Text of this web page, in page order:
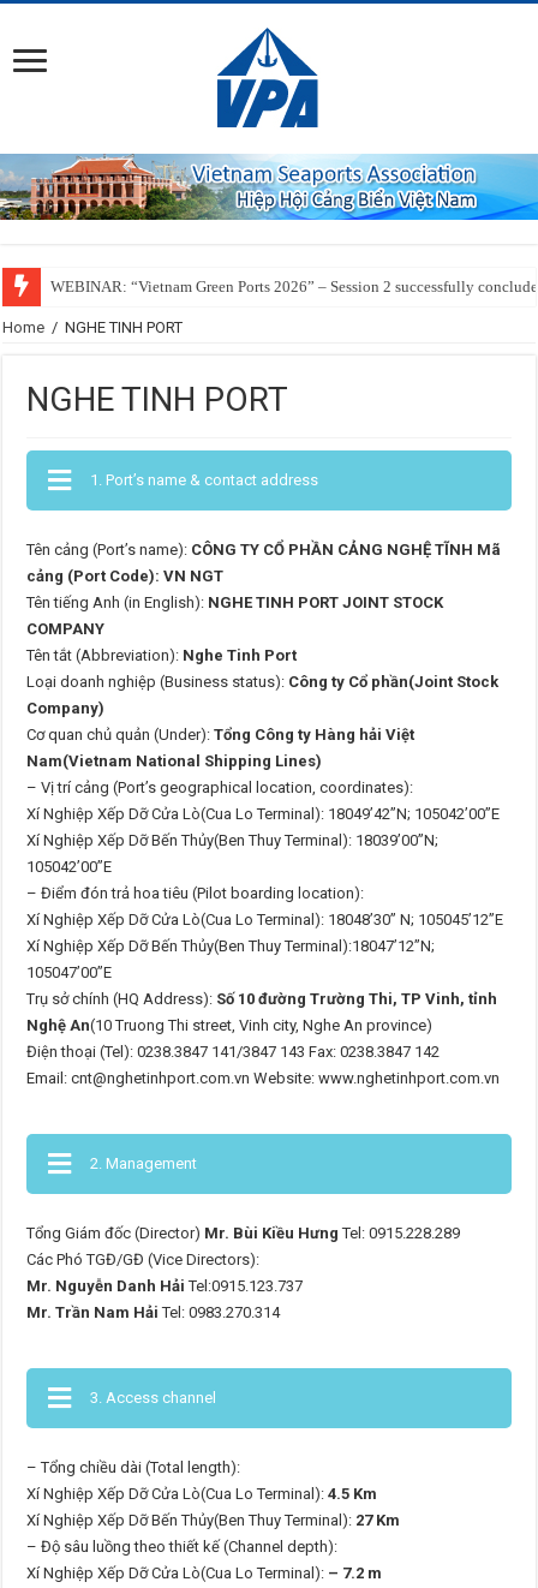
WEBINAR: “Vietnam Green Ports 2026” – Session 2 successfully
SSIT Successfully Welcomes the Inaugural Call of ZIM’s ZXB Service
Home / NGHE TINH PORT
NGHE TINH PORT
1. Port’s name & contact address
Tên cảng (Port’s name): CÔNG TY CỔ PHẦN CẢNG NGHỆ TĨNH Mã
cảng (Port Code): VN NGT
Tên tiếng Anh (in English): NGHE TINH PORT JOINT STOCK
COMPANY
Tên tắt (Abbreviation): Nghe Tinh Port
Loại doanh nghiệp (Business status): Công ty Cổ phần(Joint Stock
Company)
Cơ quan chủ quản (Under): Tổng Công ty Hàng hải Việt
Nam(Vietnam National Shipping Lines)
– Vị trí cảng (Port’s geographical location, coordinates):
Xí Nghiệp Xếp Dỡ Cửa Lò(Cua Lo Terminal): 18049’42’’N; 105042’00’’E
Xí Nghiệp Xếp Dỡ Bến Thủy(Ben Thuy Terminal): 18039’00’’N;
105042’00’’E
– Điểm đón trả hoa tiêu (Pilot boarding location):
Xí Nghiệp Xếp Dỡ Cửa Lò(Cua Lo Terminal): 18048’30’’ N; 105045’12’’E
Xí Nghiệp Xếp Dỡ Bến Thủy(Ben Thuy Terminal):18047’12’’N;
105047’00’’E
Trụ sở chính (HQ Address): Số 10 đường Trường Thi, TP Vinh, tỉnh
Nghệ An(10 Truong Thi street, Vinh city, Nghe An province)
Điện thoại (Tel): 0238.3847 141/3847 143 Fax: 0238.3847 142
Email: cnt@nghetinhport.com.vn Website: www.nghetinhport.com.vn
2. Management
Tổng Giám đốc (Director) Mr. Bùi Kiều Hưng Tel: 0915.228.289
Các Phó TGĐ/GĐ (Vice Directors):
Mr. Nguyễn Danh Hải Tel:0915.123.737
Mr. Trần Nam Hải Tel: 0983.270.314
3. Access channel
– Tổng chiều dài (Total length):
Xí Nghiệp Xếp Dỡ Cửa Lò(Cua Lo Terminal):4.5 Km
Xí Nghiệp Xếp Dỡ Bến Thủy(Ben Thuy Terminal): 27 Km
– Độ sâu luồng theo thiết kế (Channel depth):
Xí Nghiệp Xếp Dỡ Cửa Lò(Cua Lo Terminal): – 7.2 m